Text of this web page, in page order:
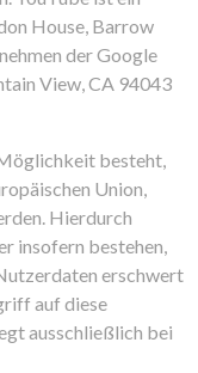
House, Barrow
der Google
View, CA 94043
besteht,
Union,
Hierdurch
insofern bestehen,
erschwert
auf diese
ausschließlich bei